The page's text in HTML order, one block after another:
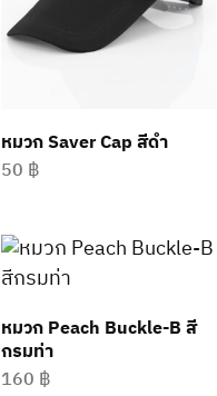
หมวก Saver Cap สีดำ
50 ฿
หมวก Peach Buckle-B สี
กรมท่า
160 ฿